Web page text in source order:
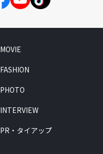
MOVIE
FASHION
PHOTO
INTERVIEW
PR・タイアップ